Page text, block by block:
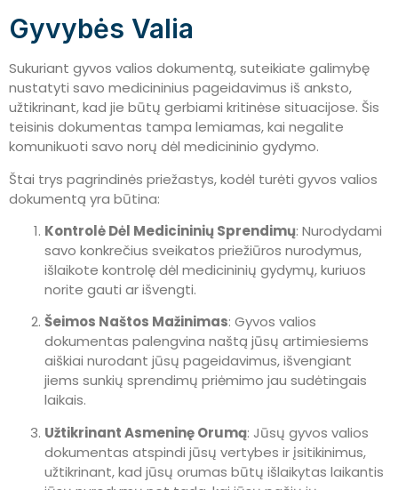
Gyvybės Valia
Sukuriant gyvos valios dokumentą, suteikiate galimybę
nustatyti savo medicininius pageidavimus iš anksto,
užtikrinant, kad jie būtų gerbiami kritinėse situacijose. Šis
teisinis dokumentas tampa lemiamas, kai negalite
komunikuoti savo norų dėl medicininio gydymo.
Štai trys pagrindinės priežastys, kodėl turėti gyvos valios
dokumentą yra būtina:
Kontrolė Dėl Medicininių Sprendimų: Nurodydami
savo konkrečius sveikatos priežiūros nurodymus,
išlaikote kontrolę dėl medicininių gydymų, kuriuos
norite gauti ar išvengti.
Šeimos Naštos Mažinimas: Gyvos valios
dokumentas palengvina naštą jūsų artimiesiems
aiškiai nurodant jūsų pageidavimus, išvengiant
jiems sunkių sprendimų priėmimo jau sudėtingais
laikais.
Užtikrinant Asmeninę Orumą: Jūsų gyvos valios
dokumentas atspindi jūsų vertybes ir įsitikinimus,
užtikrinant, kad jūsų orumas būtų išlaikytas laikantis